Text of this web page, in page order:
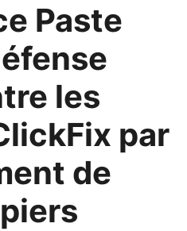
Paste
les
par
de